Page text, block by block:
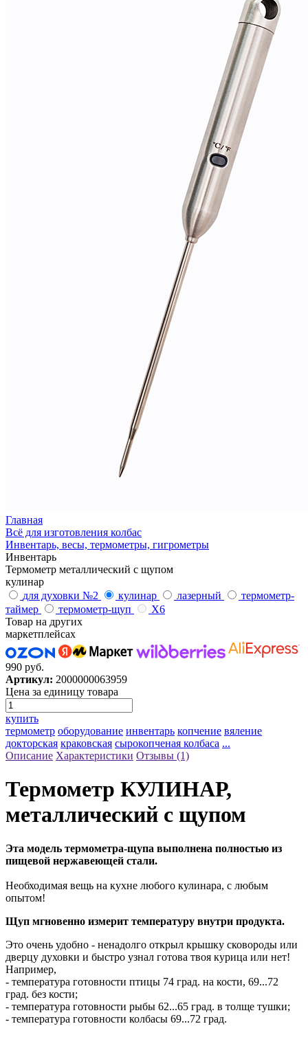
Главная
Всё для изготовления колбас
Инвентарь, весы, термометры, гигрометры
Инвентарь
Термометр металлический с щупом
кулинар
для духовки №2
кулинар лазерный
термометр-
таймер
термометр-щуп
Х6
Товар на других
маркетплейсах
990 руб.
Артикул: 2000000063959
Цена за единицу товара
купить
термометр оборудование инвентарь копчение вяление
докторская краковская сырокопченая колбаса ...
Описание Характеристики Отзывы (1)
Термометр КУЛИНАР,
металлический с щупом
Эта модель термометра-щупа выполнена полностью из
пищевой нержавеющей стали.
Необходимая вещь на кухне любого кулинара, с любым
опытом!
Щуп мгновенно измерит температуру внутри продукта.
Это очень удобно - ненадолго открыл крышку сковороды или
дверцу духовки и быстро узнал готова твоя курица или нет!
Например,
- температура готовности птицы 74 град. на кости, 69...72
град. без кости;
- температура готовности рыбы 62...65 град. в толще тушки;
- температура готовности колбасы 69...72 град.